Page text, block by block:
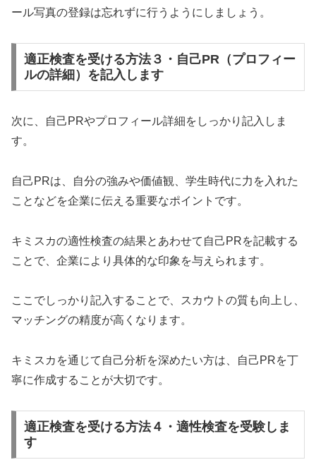
ール写真の登録は忘れずに行うようにしましょう。
適正検査を受ける方法３・自己PR（プロフィー
ルの詳細）を記入します
次に、自己PRやプロフィール詳細をしっかり記入しま
す。
自己PRは、自分の強みや価値観、学生時代に力を入れた
ことなどを企業に伝える重要なポイントです。
キミスカの適性検査の結果とあわせて自己PRを記載する
ことで、企業により具体的な印象を与えられます。
ここでしっかり記入することで、スカウトの質も向上し、
マッチングの精度が高くなります。
キミスカを通じて自己分析を深めたい方は、自己PRを丁
寧に作成することが大切です。
適正検査を受ける方法４・適性検査を受験しま
す